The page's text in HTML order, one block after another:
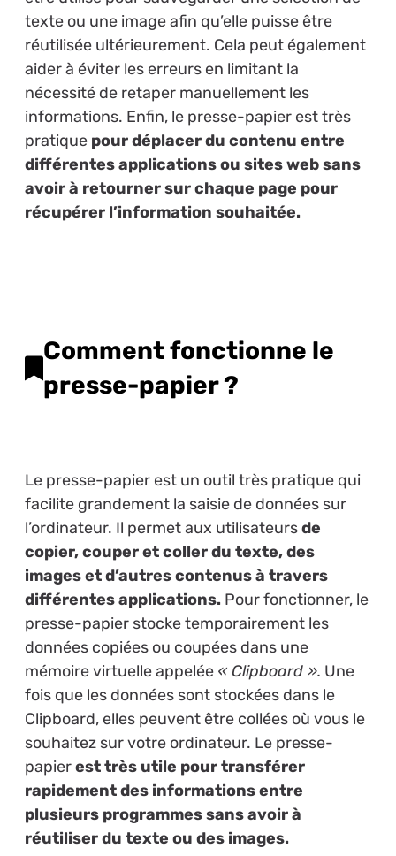
texte ou une image afin qu’elle puisse être
réutilisée ultérieurement. Cela peut également
aider à éviter les erreurs en limitant la
nécessité de retaper manuellement les
informations. Enfin, le presse-papier est très
pratique pour déplacer du contenu entre
différentes applications ou sites web sans
avoir à retourner sur chaque page pour
récupérer l’information souhaitée.
Comment fonctionne le
presse-papier ?
Le presse-papier est un outil très pratique qui
facilite grandement la saisie de données sur
l’ordinateur. Il permet aux utilisateursde
copier, couper et coller du texte, des
images et d’autres contenus à travers
différentes applications.Pour fonctionner, le
presse-papier stocke temporairement les
données copiées ou coupées dans une
mémoire virtuelle appelée « Clipboard ». Une
fois que les données sont stockées dans le
Clipboard, elles peuvent être collées où vous le
souhaitez sur votre ordinateur. Le presse-
papierest très utile pour transférer
rapidement des informations entre
plusieurs programmes sans avoir à
réutiliser du texte ou des images.